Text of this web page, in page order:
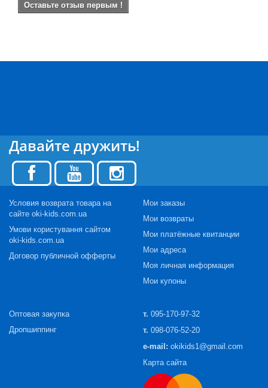
Оставьте отзыв первым !
Давайте дружить!
Условия возврата товара на
сайте oki-kids.com.ua
Умови користування сайтом
oki-kids.com.ua
Договор публичной офферты
Мои заказы
Мои возвраты
Мои платёжные квитанции
Мои адреса
Моя личная информация
Мои купоны
Оптовая закупка
Дропшиппинг
т. 095-170-97-32
т. 098-076-52-20
e-mail: okikids1@gmail.com
Карта сайта